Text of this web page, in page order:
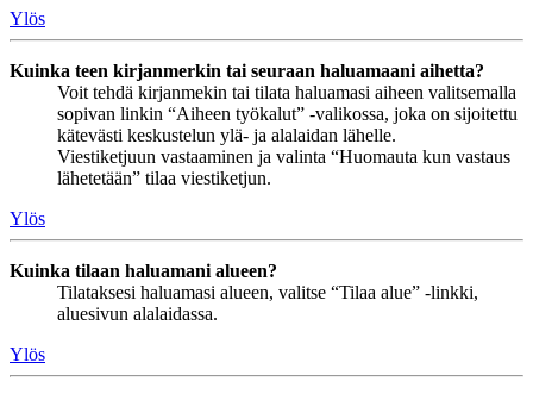
Ylös
Kuinka teen kirjanmerkin tai seuraan haluamaani aihetta?
Voit tehdä kirjanmekin tai tilata haluamasi aiheen valitsemalla
sopivan linkin “Aiheen työkalut” -valikossa, joka on sijoitettu
kätevästi keskustelun ylä- ja alalaidan lähelle.
Viestiketjuun vastaaminen ja valinta “Huomauta kun vastaus
lähetetään” tilaa viestiketjun.
Ylös
Kuinka tilaan haluamani alueen?
Tilataksesi haluamasi alueen, valitse “Tilaa alue” -linkki,
aluesivun alalaidassa.
Ylös